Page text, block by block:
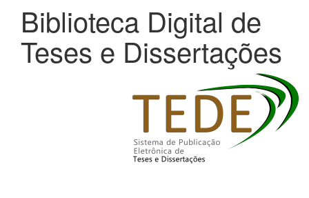
Biblioteca Digital de
Teses e Dissertações